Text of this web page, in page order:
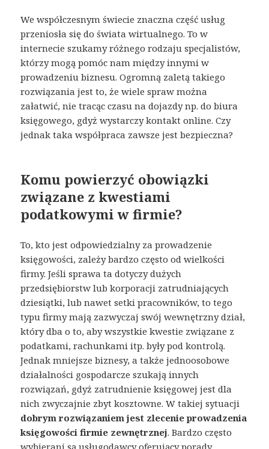
We współczesnym świecie znaczna część usług
przeniosła się do świata wirtualnego. To w
internecie szukamy różnego rodzaju specjalistów,
którzy mogą pomóc nam między innymi w
prowadzeniu biznesu. Ogromną zaletą takiego
rozwiązania jest to, że wiele spraw można
załatwić, nie tracąc czasu na dojazdy np. do biura
księgowego, gdyż wystarczy kontakt online. Czy
jednak taka współpraca zawsze jest bezpieczna?
Komu powierzyć obowiązki
związane z kwestiami
podatkowymi w firmie?
To, kto jest odpowiedzialny za prowadzenie
księgowości, zależy bardzo często od wielkości
firmy. Jeśli sprawa ta dotyczy dużych
przedsiębiorstw lub korporacji zatrudniających
dziesiątki, lub nawet setki pracowników, to tego
typu firmy mają zazwyczaj swój wewnętrzny dział,
który dba o to, aby wszystkie kwestie związane z
podatkami, rachunkami itp. były pod kontrolą.
Jednak mniejsze biznesy, a także jednoosobowe
działalności gospodarcze szukają innych
rozwiązań, gdyż zatrudnienie księgowej jest dla
nich zwyczajnie zbyt kosztowne. W takiej sytuacji
dobrym rozwiązaniem jest zlecenie prowadzenia
księgowości firmie zewnętrznej. Bardzo często
wybierani są usługodawcy oferujący porady